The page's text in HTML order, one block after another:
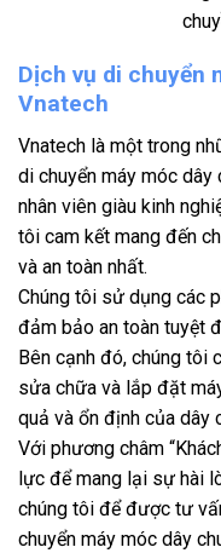
Dịch vụ di chuyển
Vnatech
Vnatech là một trong
di chuyển máy móc dây
nhân viên giàu kinh
tôi cam kết mang đến
và an toàn nhất.
Chúng tôi sử dụng các
đảm bảo an toàn tuyệt
Bên cạnh đó, chúng tôi
sửa chữa và lắp đặt
quả và ổn định của dây
Với phương châm
lực để mang lại sự hài
chúng tôi để được tư
chuyển máy móc dây